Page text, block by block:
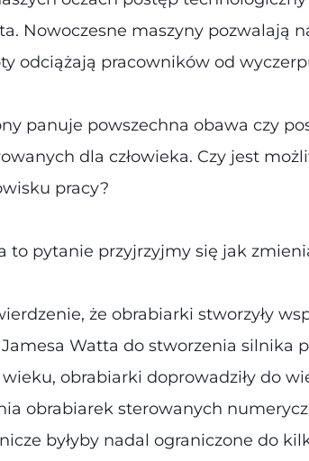
Nowoczesne maszyny pozwalają
odciążają pracowników od
panuje powszechna obawa czy
dla człowieka. Czy jest
pracy?
to pytanie przyjrzyjmy się jak
że obrabiarki stworzyły
Watta do stworzenia silnika
wieku, obrabiarki doprowadziły do
obrabiarek sterowanych
byłyby nadal ograniczone do